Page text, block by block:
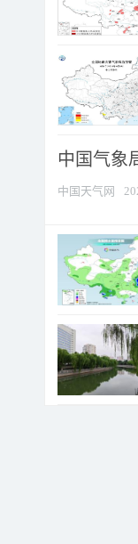
中国气象
中国天气网